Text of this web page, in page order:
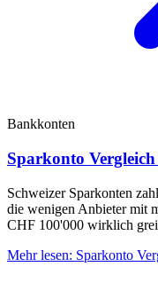
Bankkonten
Sparkonto
Schweizer Sparkonten
die wenigen Anbieter mit
CHF 100'000 wirklich
Mehr lesen: Sparkonto